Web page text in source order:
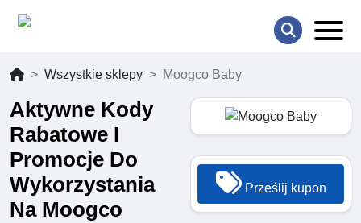
Wszystkie sklepy Moogco Baby
Aktywne Kody
Rabatowe I
Promocje Do
Wykorzystania
Na Moogco
Prześlij kupon